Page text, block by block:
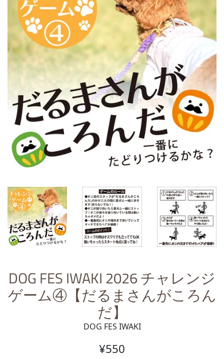
DOG FES IWAKI 2026 チャレンジ
ゲーム④【だるまさんがころん
だ】
DOG FES IWAKI
通常価格
¥550